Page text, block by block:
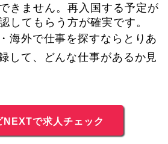
きません。再入国する予定が
してもらう方が確実です。
海外で仕事を探すならとりあ
して、どんな仕事があるか見
NEXTで求人チェック